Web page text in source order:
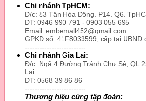
nhiều
Chi nhánh TpHCM:
Đ/c: 83 Tân Hòa Đông, P14, Q6,
ĐT: 0946 990 791 - 0903 055 695
Email: embemall452@gmail.com
GPKD số: 41F8033599, cấp tại UBND
-------------------------
Chi nhánh Gia Lai:
Đ/c: Ngã 4 Đường Tránh Chư Sê, QL
Lai
ĐT: 0568 39 86 86
-------------------------
Thương hiệu cùng tập đoàn: